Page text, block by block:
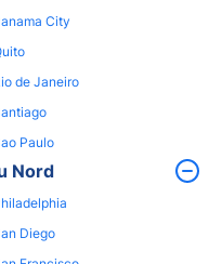
City
de Janeiro
Paulo
Nord
Diego